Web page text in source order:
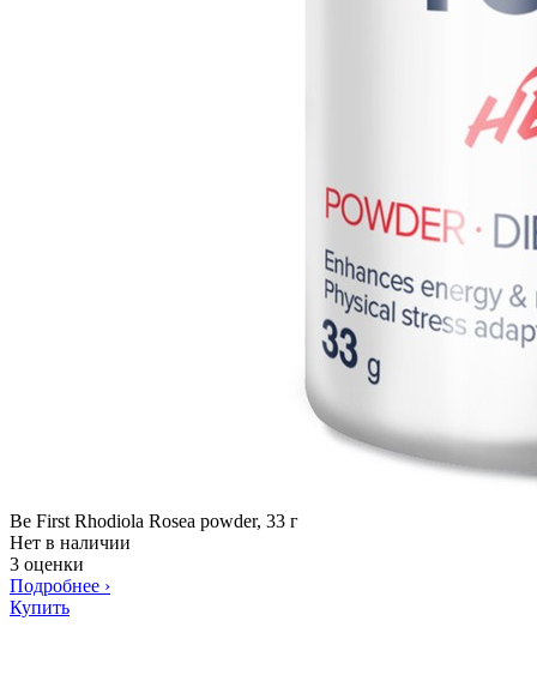
Be First Rhodiola Rosea powder, 33 г
Нет в наличии
3 оценки
Подробнее ›
Купить